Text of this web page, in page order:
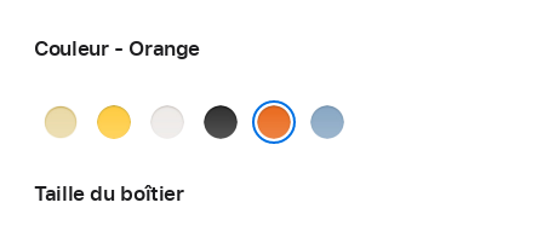
Couleur - Orange
GrègeJauneBlanc Noir
Bleu
Taille du boîtier